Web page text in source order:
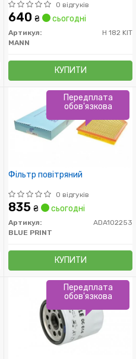
0 відгуків
640 ₴ сьогодні
Артикул:
H 182 KIT
MANN
КУПИТИ
Фільтр повітряний
0 відгуків
835 ₴ сьогодні
Артикул:
ADA102253
BLUE PRINT
КУПИТИ
Передплата
обов'язкова
Передплата
обов'язкова